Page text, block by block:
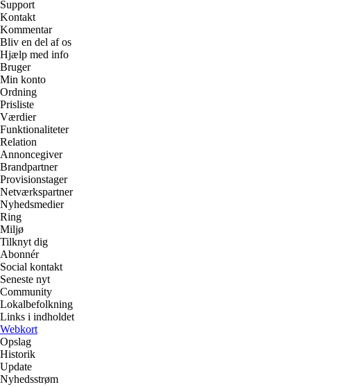
Support
Kontakt
Kommentar
Bliv en del af os
Hjælp med info
Bruger
Min konto
Ordning
Prisliste
Værdier
Funktionaliteter
Relation
Annoncegiver
Brandpartner
Provisionstager
Netværkspartner
Nyhedsmedier
Ring
Miljø
Tilknyt dig
Abonnér
Social kontakt
Seneste nyt
Community
Lokalbefolkning
Links i indholdet
Webkort
Opslag
Historik
Update
Nyhedsstrøm